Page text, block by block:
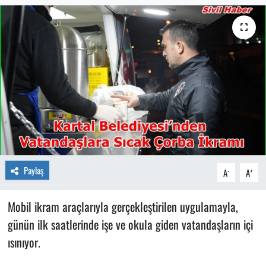
Paylaş A- A+
Mobil ikram araçlarıyla gerçekleştirilen uygulamayla,
günün ilk saatlerinde işe ve okula giden vatandaşların içi
ısınıyor.
Haber Arşivi